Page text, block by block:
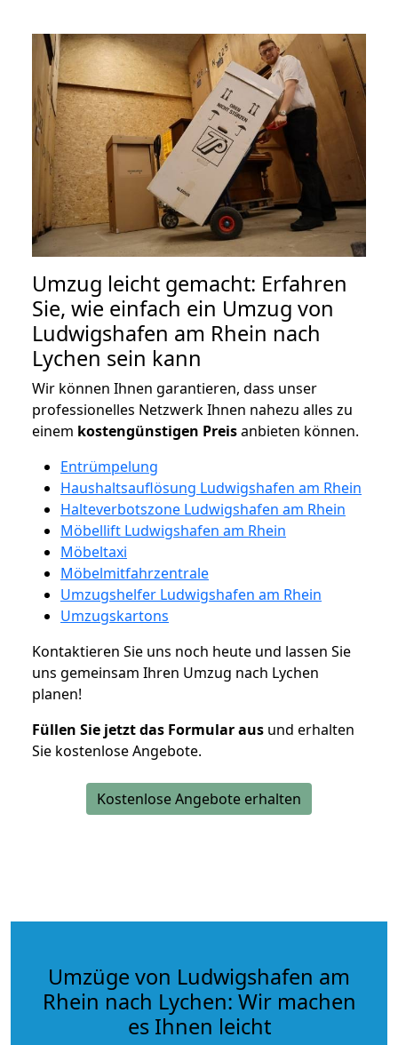
Umzug leicht gemacht: Erfahren
Sie, wie einfach ein Umzug von
Ludwigshafen am Rhein nach
Lychen sein kann
Wir können Ihnen garantieren, dass unser
professionelles Netzwerk Ihnen nahezu alles zu
einem kostengünstigen Preisanbieten können.
Entrümpelung
Haushaltsauflösung Ludwigshafen am Rhein
Halteverbotszone Ludwigshafen am Rhein
Möbellift Ludwigshafen am Rhein
Möbeltaxi
Möbelmitfahrzentrale
Umzugshelfer Ludwigshafen am Rhein
Umzugskartons
Kontaktieren Sie uns noch heute und lassen Sie
uns gemeinsam Ihren Umzug nach Lychen
planen!
Füllen Sie jetzt das Formular aus und erhalten
Sie kostenlose Angebote.
Kostenlose Angebote erhalten
Umzüge von Ludwigshafen am
Rhein nach Lychen: Wir machen
es Ihnen leicht